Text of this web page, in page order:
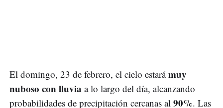
El domingo, 23 de febrero, el cielo estarámuy
nuboso con lluvia a lo largo del día, alcanzando
probabilidades de precipitación cercanas al 90%. Las